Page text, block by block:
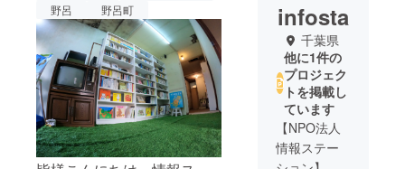
野呂
野呂町 infosta
千葉県
他に1件の
プロジェク
トを掲載し
ています
【NPO法人
情報ステー